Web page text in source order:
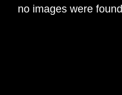
no images were found